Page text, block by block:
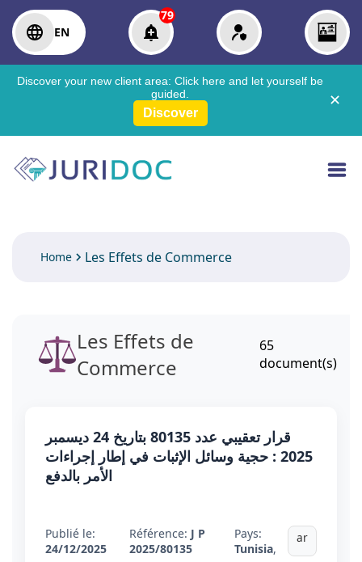
EN
79
Discover your new client area: Click here and let yourself be
guided.
Discover
✕
Home Les Effets de Commerce
Les Effets de
Commerce
65
document(s)
قرار تعقيبي عدد 80135 بتاريخ 24 ديسمبر
2025 : حجية وسائل الإثبات في إطار إجراءات
الأمر بالدفع
Publié le:
24/12/2025
Référence: J P
2025/80135
Pays:
Tunisia,
ar